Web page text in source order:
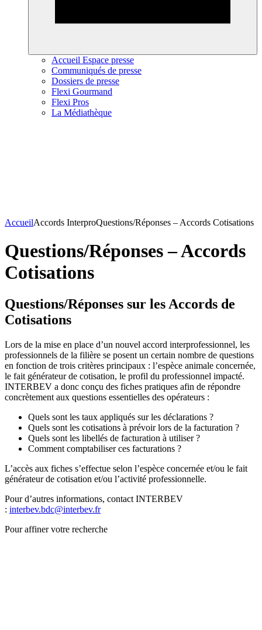
Accueil Espace presse
Communiqués de presse
Dossiers de presse
Flexi Gourmand
Flexi Pros
La Médiathèque
AccueilAccords InterproQuestions/Réponses – Accords Cotisations
Questions/Réponses – Accords
Cotisations
Questions/Réponses sur les Accords de
Cotisations
Lors de la mise en place d’un nouvel accord interprofessionnel, les
professionnels de la filière se posent un certain nombre de questions
en fonction de trois critères principaux : l’espèce animale concernée,
le fait générateur de cotisation, le profil du professionnel impacté.
INTERBEV a donc conçu des fiches pratiques afin de répondre
concrètement aux questions essentielles des opérateurs :
Quels sont les taux appliqués sur les déclarations ?
Quels sont les cotisations à prévoir lors de la facturation ?
Quels sont les libellés de facturation à utiliser ?
Comment comptabiliser ces facturations ?
L’accès aux fiches s’effectue selon l’espèce concernée et/ou le fait
générateur de cotisation et/ou l’activité professionnelle.
Pour d’autres informations, contact INTERBEV
: interbev.bdc@interbev.fr
Pour affiner votre recherche